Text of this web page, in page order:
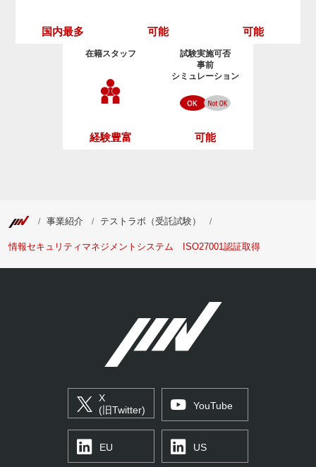
国内最多 可能 可能
在籍スタッフ
経験豊富
試験実施可否
事前
シミュレーション
可能
事業紹介 テストラボ（受託試験）
情報セキュリティマネジメントシステム ISO27001認証取得
X
(旧Twitter)
YouTube
EU US